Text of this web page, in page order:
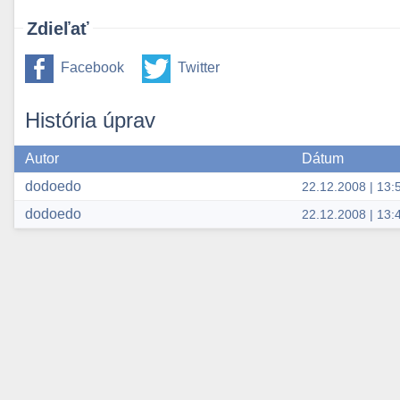
Zdieľať
Facebook Twitter
História úprav
Autor
Dátum
dodoedo
22.12.2008 |
dodoedo 22.12.2008 |